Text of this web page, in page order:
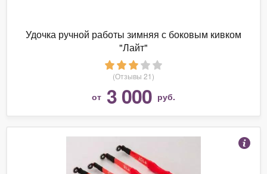
Удочка ручной работы зимняя с боковым кивком
"Лайт"
(Отзывы 21)
от 3 000 руб.